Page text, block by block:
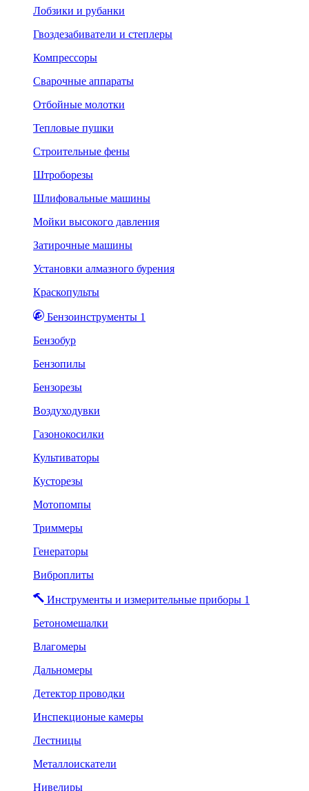
Лобзики и рубанки
Гвоздезабиватели и степлеры
Компрессоры
Сварочные аппараты
Отбойные молотки
Тепловые пушки
Строительные фены
Штроборезы
Шлифовальные машины
Мойки высокого давления
Затирочные машины
Установки алмазного бурения
Краскопульты
Бензоинструменты 1
Бензобур
Бензопилы
Бензорезы
Воздуходувки
Газонокосилки
Культиваторы
Кусторезы
Мотопомпы
Триммеры
Генераторы
Виброплиты
Инструменты и измерительные приборы 1
Бетономешалки
Влагомеры
Дальномеры
Детектор проводки
Инспекционые камеры
Лестницы
Металлоискатели
Нивелиры